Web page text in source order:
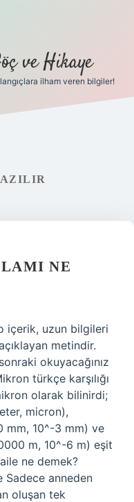
ve Hikaye
ilham veren bilgiler!
NE
içerik, uzun bilgileri
metindir.
okuyacağınız
türkçe karşılığı
olarak bilinirdi;
micron),
mm, 10^-3 mm) ve
m, 10^-6 m) eşit
ne demek?
anneden
oluşan tek